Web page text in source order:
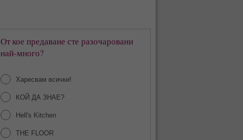
От кое предаване сте разочаровани
най-много?
Харесвам всички!
КОЙ ДА ЗНАЕ?
Hell's Kitchen
THE FLOOR